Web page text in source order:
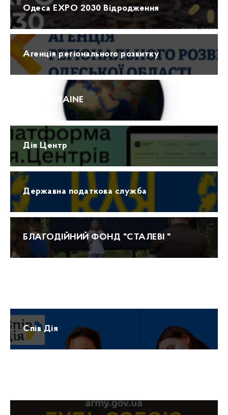
Одеса EXPO 2030 Відродження
Агенція регіонального розвитку
ПРО UKRAINE
Дія Центр
Державна податкова служба
БЛАГОДІЙНИЙ ФОНД "СТАЛЕВІ "
Спів Дія